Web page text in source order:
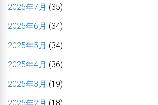
2025年7月 (35)
2025年6月 (34)
2025年5月 (34)
2025年4月 (36)
2025年3月 (19)